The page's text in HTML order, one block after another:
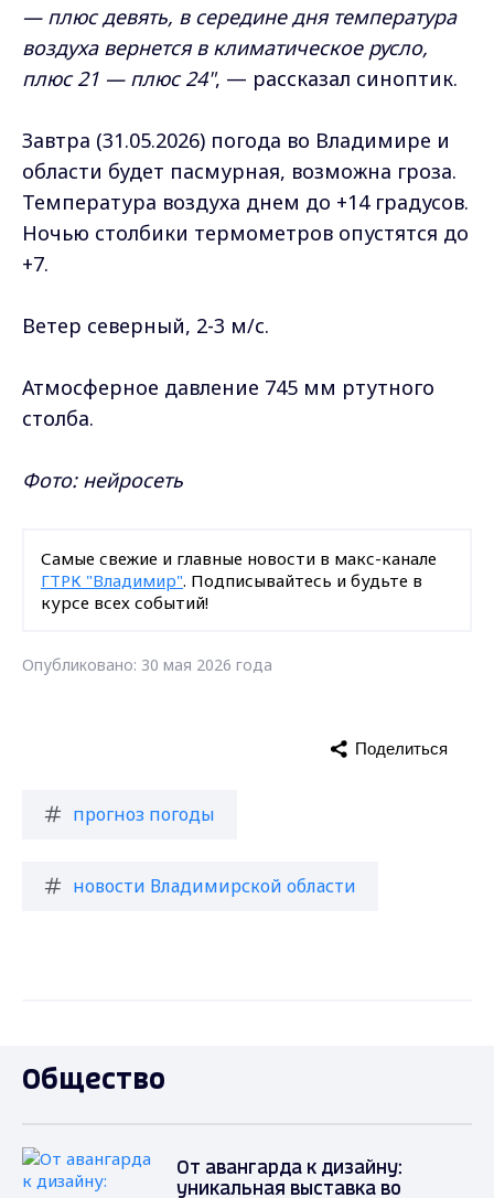
— плюс девять, в середине дня температура
воздуха вернется в климатическое русло,
плюс 21 — плюс 24", — рассказал синоптик.
Завтра (31.05.2026) погода во Владимире и
области будет пасмурная, возможна гроза.
Температура воздуха днем до +14 градусов.
Ночью столбики термометров опустятся до
+7.
Ветер северный, 2-3 м/с.
Атмосферное давление 745 мм ртутного
столба.
Фото: нейросеть
Самые свежие и главные новости в макс-канале
ГТРК "Владимир". Подписывайтесь и будьте в
курсе всех событий!
Опубликовано: 30 мая 2026 года
прогноз погоды
новости Владимирской области
Поделиться
Общество
От авангарда к дизайну:
уникальная выставка во